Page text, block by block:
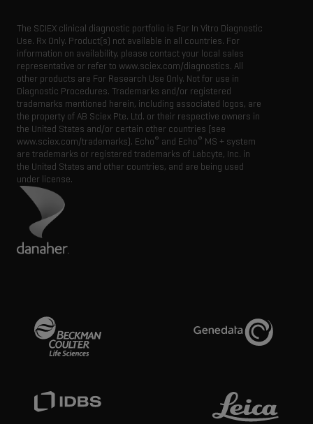
The SCIEX clinical diagnostic portfolio is For In Vitro Diagnostic
Use. Rx Only. Product(s) not available in all countries. For
information on availability, please contact your local sales
representative or refer to www.sciex.com/diagnostics. All
other products are For Research Use Only. Not for use in
Diagnostic Procedures. Trademarks and/or registered
trademarks mentioned herein, including associated logos, are
the property of AB Sciex Pte. Ltd. or their respective owners in
the United States and/or certain other countries (see
www.sciex.com/trademarks). Echo® and Echo® MS + system
are trademarks or registered trademarks of Labcyte, Inc. in
the United States and other countries, and are being used
under license.